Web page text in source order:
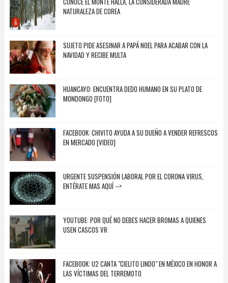
NATURALEZA DE COREA
SUJETO PIDE ASESINAR A PAPÁ NOEL PARA ACABAR CON LA
NAVIDAD Y RECIBE MULTA
HUANCAYO: ENCUENTRA DEDO HUMANO EN SU PLATO DE
MONDONGO [FOTO]
FACEBOOK: CHIVITO AYUDA A SU DUEÑO A VENDER REFRESCOS
EN MERCADO [VIDEO]
URGENTE SUSPENSIÓN LABORAL POR EL CORONA VIRUS,
ENTÉRATE MAS AQUÍ -->
YOUTUBE: POR QUÉ NO DEBES HACER BROMAS A QUIENES
USEN CASCOS VR
FACEBOOK: U2 CANTA "CIELITO LINDO" EN MÉXICO EN HONOR A
LAS VÍCTIMAS DEL TERREMOTO